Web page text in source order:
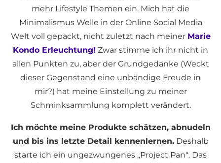
mehr Lifestyle Themen ein. Mich hat die
Minimalismus Welle in der Online Social Media
Welt voll gepackt, nicht zuletzt nach meiner Marie
Kondo Erleuchtung! Zwar stimme ich ihr nicht in
allen Punkten zu, aber der Grundgedanke (Weckt
dieser Gegenstand eine unbändige Freude in
mir?) hat meine Einstellung zu meiner
Schminksammlung komplett verändert.
Ich möchte meine Produkte schätzen, abnudeln
und bis ins letzte Detail kennenlernen.Deshalb
starte ich ein ungezwungenes „Project Pan“. Das